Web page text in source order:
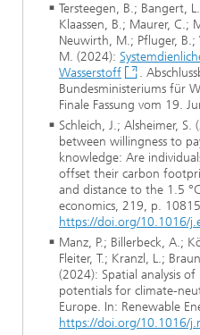
Tersteegen, B.; Bangert,
Klaassen, B.; Maurer, C.;
Neuwirth, M.; Pfluger, B.;
M. (2024):
Wasserstoff
.
Bundesministeriums für
Finale Fassung vom 19.
Schleich, J.; Alsheimer,
between willingness to
knowledge: Are
offset their carbon
and distance to the 1.5
economics, 219, p.
https://doi.org/10.1016/
Manz, P.; Billerbeck, A.;
Fleiter, T.; Kranzl, L.;
(2024): Spatial analysis
potentials for climate-
Europe. In: Renewable
https://doi.org/10.1016/